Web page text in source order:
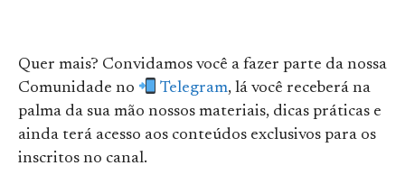
Quer mais? Convidamos você a fazer parte da nossa
Comunidade no
Telegram, lá você receberá na
palma da sua mão nossos materiais, dicas práticas e
ainda terá acesso aos conteúdos exclusivos para os
inscritos no canal.